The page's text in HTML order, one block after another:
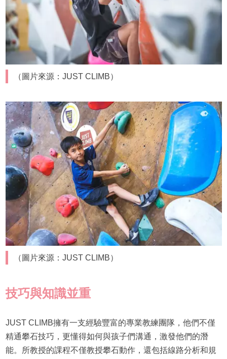
（圖片來源：JUST CLIMB）
（圖片來源：JUST CLIMB）
技巧與知識並重
JUST CLIMB擁有一支經驗豐富的專業教練團隊，他們不僅
精通攀石技巧，更懂得如何與孩子們溝通，激發他們的潛
能。所教授的課程不僅教授攀石動作，還包括線路分析和規